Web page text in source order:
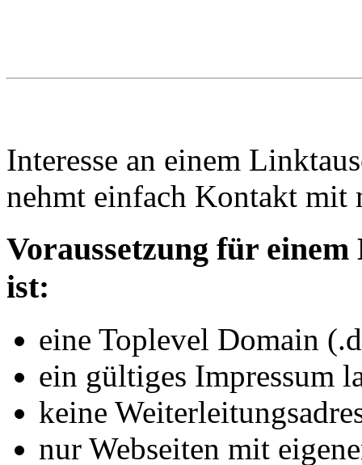
Interesse an einem
nehmt einfach Kontakt mit
Voraussetzung für
ist:
eine Toplevel Domain
ein gültiges Impressum
keine
nur Webseiten mit